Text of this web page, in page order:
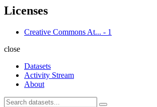
Licenses
Creative Commons At... - 1
close
Datasets
Activity Stream
About